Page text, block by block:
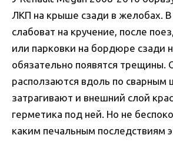
ЛКП на крыше сзади в желобах.
слабоват на кручение, после
или парковки на бордюре сзади
обязательно появятся трещины.
расползаются вдоль по сварным
затрагивают и внешний слой
герметика под ней. Но не
каким печальным последствиям